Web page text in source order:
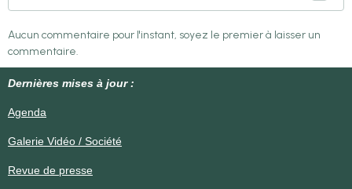
Aucun commentaire pour l'instant, soyez le premier à laisser un
commentaire.
Dernières mises à jour :
Agenda
Galerie Vidéo / Société
Revue de presse